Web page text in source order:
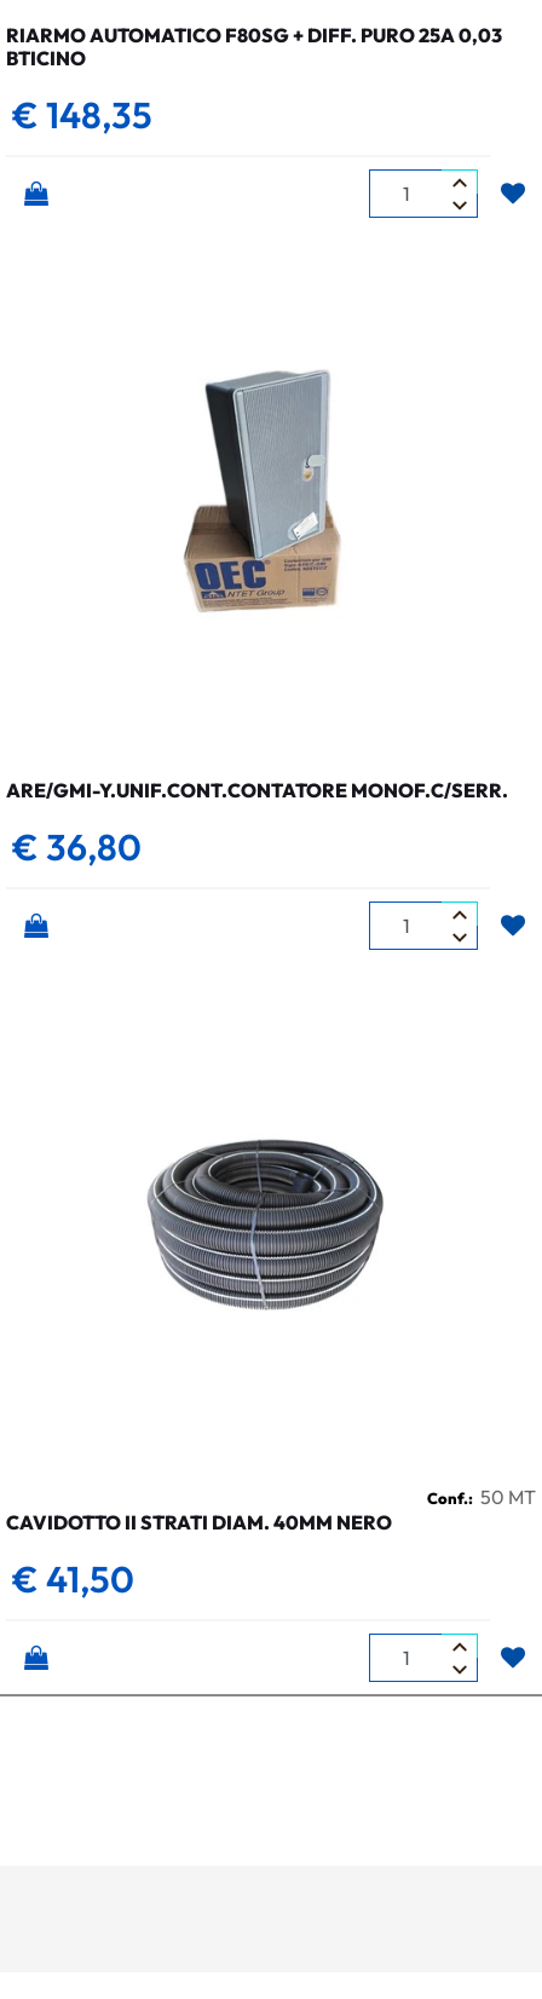
RIARMO AUTOMATICO F80SG + DIFF. PURO 25A 0,03
BTICINO
€ 148,35
Quantità
ARE/GMI-Y.UNIF.CONT.CONTATORE MONOF.C/SERR.
€ 36,80
Quantità
Conf.: 50 MT
CAVIDOTTO II STRATI DIAM. 40MM NERO
€ 41,50
Quantità